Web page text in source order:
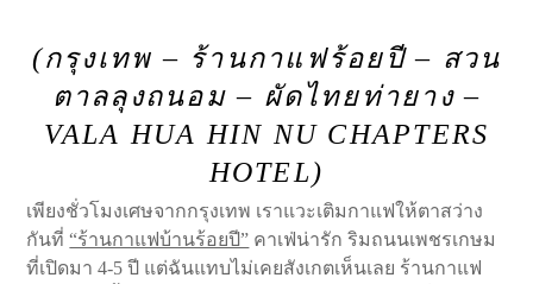
(กรุงเทพ– ร้านกาแฟร้อยปี– สวน
ตาลลุงถนอม– ผัดไทยท่ายาง–
VALA HUA HIN NU CHAPTERS
HOTEL)
เพียงชั่วโมงเศษจากกรุงเทพ เราแวะเติมกาแฟให้ตาสว่าง
กันที่“ร้านกาแฟบ้านร้อยปี” คาเฟ่น่ารัก ริมถนนเพชรเกษม
ที่เปิดมา 4-5 ปี แต่ฉันแทบไม่เคยสังเกตเห็นเลย ร้านกาแฟ